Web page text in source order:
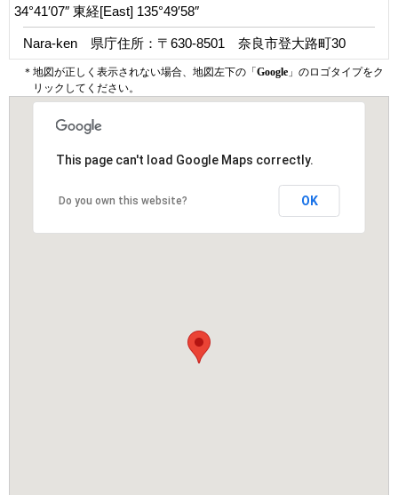
34°41′07″ 東経[East] 135°49′58″
Nara-ken 県庁住所：〒630‐8501 奈良市登大路町30
＊地図が正しく表示されない場合、地図左下の「 Google 」のロゴタイプをク
リックしてください。
This page can't load Google Maps correctly.
Do you own this website? OK